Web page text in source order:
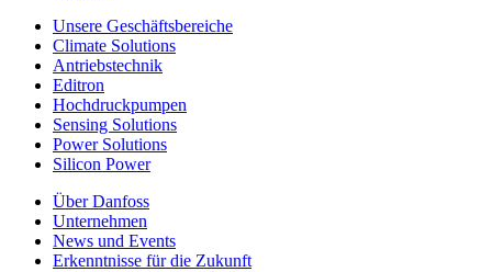
Unsere Geschäftsbereiche
Climate Solutions
Antriebstechnik
Editron
Hochdruckpumpen
Sensing Solutions
Power Solutions
Silicon Power
Über Danfoss
Unternehmen
News und Events
Erkenntnisse für die Zukunft